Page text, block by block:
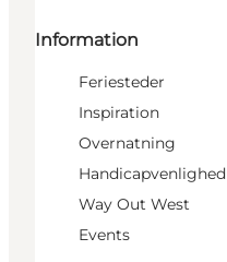
Information
Feriesteder
Inspiration
Overnatning
Handicapvenlighed
Way Out West
Events